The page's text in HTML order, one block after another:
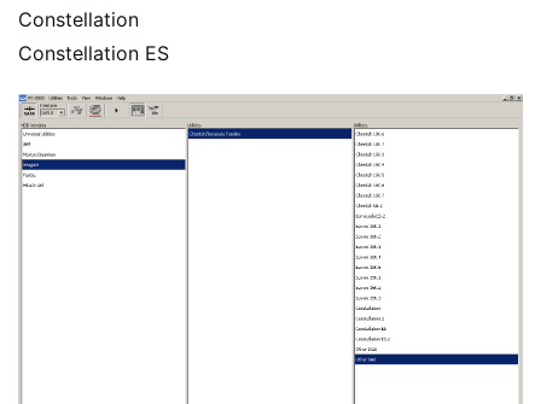
Constellation
Constellation ES